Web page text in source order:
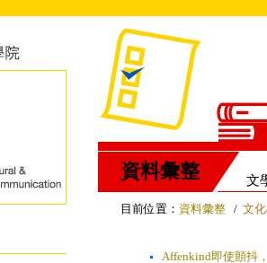
資料彙整 文
目前位置： 資料彙整 / 文
Affenkind即使顫抖